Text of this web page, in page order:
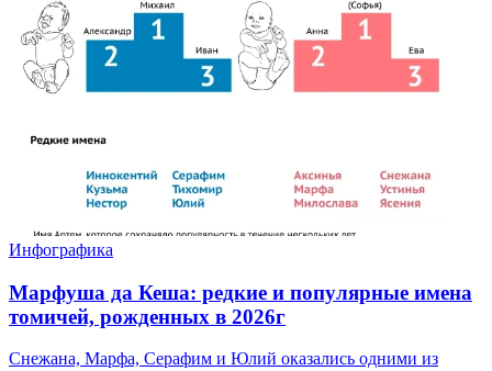
Инфографика
Марфуша да Кеша: редкие и популярные имена
томичей, рожденных в 2026г
Снежана, Марфа, Серафим и Юлий оказались одними из